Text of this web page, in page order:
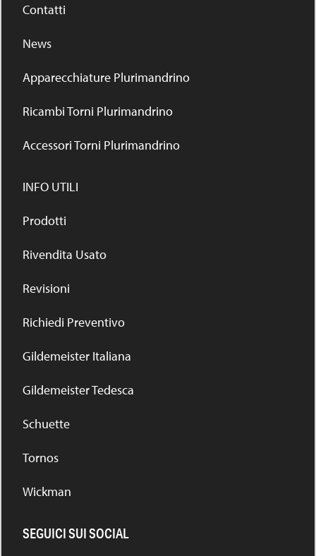
Contatti
News
Apparecchiature Plurimandrino
Ricambi Torni Plurimandrino
Accessori Torni Plurimandrino
INFO UTILI
Prodotti
Rivendita Usato
Revisioni
Richiedi Preventivo
Gildemeister Italiana
Gildemeister Tedesca
Schuette
Tornos
Wickman
SEGUICI SUI SOCIAL